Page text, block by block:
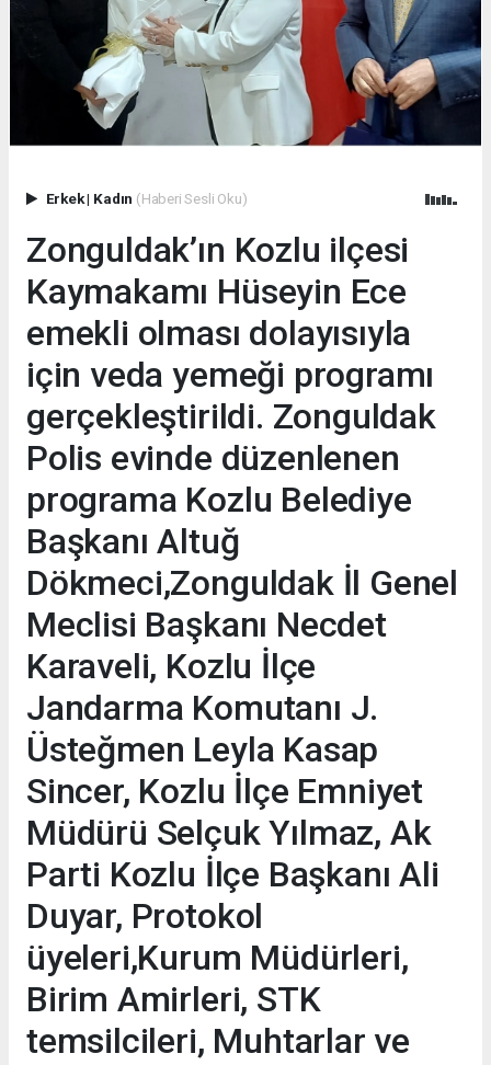
Erkek| Kadın (Haberi Sesli Oku)
Zonguldak’ın Kozlu ilçesi
Kaymakamı Hüseyin Ece
emekli olması dolayısıyla
için veda yemeği programı
gerçekleştirildi. Zonguldak
Polis evinde düzenlenen
programa Kozlu Belediye
Başkanı Altuğ
Dökmeci,Zonguldak İl Genel
Meclisi Başkanı Necdet
Karaveli, Kozlu İlçe
Jandarma Komutanı J.
Üsteğmen Leyla Kasap
Sincer, Kozlu İlçe Emniyet
Müdürü Selçuk Yılmaz, Ak
Parti Kozlu İlçe Başkanı Ali
Duyar, Protokol
üyeleri,Kurum Müdürleri,
Birim Amirleri, STK
temsilcileri, Muhtarlar ve